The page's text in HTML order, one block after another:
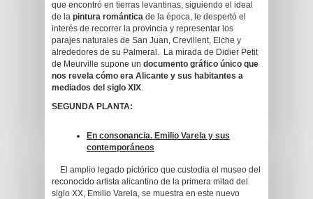
que encontró en tierras levantinas, siguiendo el ideal
de la pintura romántica de la época, le despertó el
interés de recorrer la provincia y representar los
parajes naturales de San Juan, Crevillent, Elche y
alrededores de su Palmeral. La mirada de Didier Petit
de Meurville supone un documento gráfico único que
nos revela cómo era Alicante y sus habitantes a
mediados del siglo XIX.
SEGUNDA PLANTA:
En consonancia. Emilio Varela y sus
contemporáneos
El amplio legado pictórico que custodia el museo del
reconocido artista alicantino de la primera mitad del
siglo XX, Emilio Varela, se muestra en este nuevo